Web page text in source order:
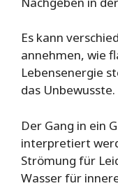
Es kann
annehmen, wie
Lebensenergie
das Unbewusste.
Der Gang in ein
interpretiert
Strömung für
Wasser für